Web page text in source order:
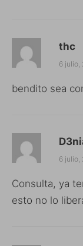
thc
6 julio,
bendito sea
6 julio,
Consulta, ya
esto no lo